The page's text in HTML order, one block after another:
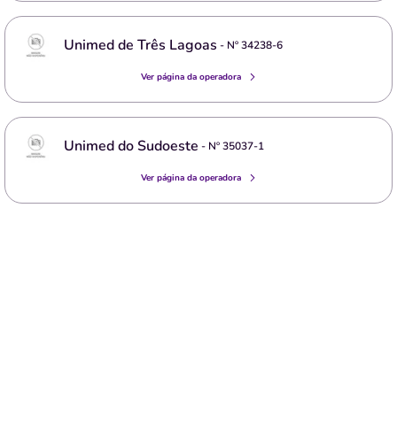
Unimed de Três Lagoas - Nº34238-6
Ver página da operadora
Unimed do Sudoeste - Nº35037-1
Ver página da operadora